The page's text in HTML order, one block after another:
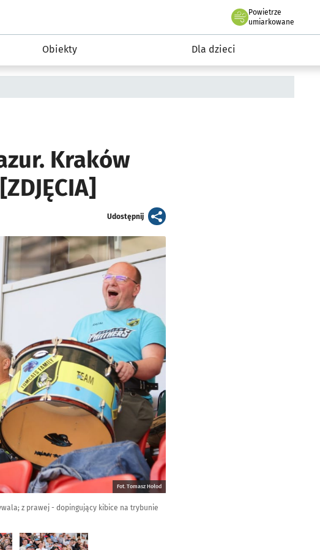
Sport i rekreacja
Powietrze
we Wrocławiu
umiarkowane
Obiekty Dla dzieci
Kraków
Udostępnijartykuł
Fot. Tomasz Hołod
z prawej - dopingujący kibice na trybunie